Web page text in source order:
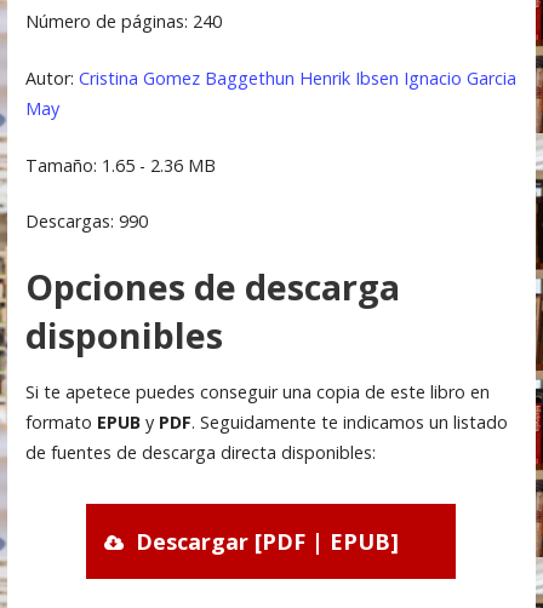
Número de páginas: 240
Autor: Cristina Gomez Baggethun Henrik Ibsen Ignacio Garcia
May
Tamaño: 1.65 - 2.36 MB
Descargas: 990
Opciones de descarga
disponibles
Si te apetece puedes conseguir una copia de este libro en
formato EPUBy PDF. Seguidamente te indicamos un listado
de fuentes de descarga directa disponibles:
Descargar [PDF | EPUB]